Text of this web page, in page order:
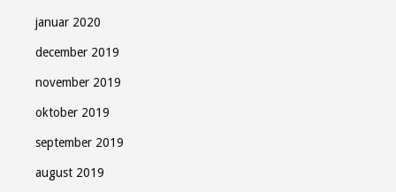
januar 2020
december 2019
november 2019
oktober 2019
september 2019
august 2019